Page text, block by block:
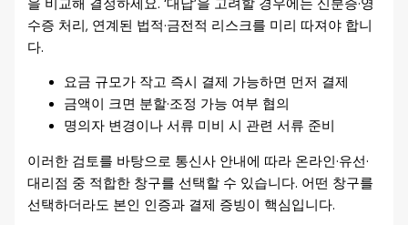
을 비교해 결정하세요. ‘대납’을 고려할 경우에는 신분증·영
수증 처리, 연계된 법적·금전적 리스크를 미리 따져야 합니
다.
요금 규모가 작고 즉시 결제 가능하면 먼저 결제
금액이 크면 분할·조정 가능 여부 협의
명의자 변경이나 서류 미비 시 관련 서류 준비
이러한 검토를 바탕으로 통신사 안내에 따라 온라인·유선·
대리점 중 적합한 창구를 선택할 수 있습니다. 어떤 창구를
선택하더라도 본인 인증과 결제 증빙이 핵심입니다.